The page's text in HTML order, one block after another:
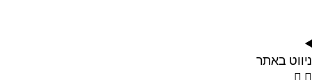
ניווט באתר